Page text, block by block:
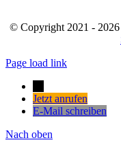
© Copyright 2021 - 2026
Page load link
Jetzt anrufen
E-Mail schreiben
Nach oben